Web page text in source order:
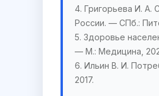
4. Григорьева И. А.
России. — СПб.:
5. Здоровье
— М.: Медицина,
6. Ильин В. И.
2017.